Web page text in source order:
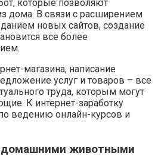
которые позволяют
дома. В связи с расширением
новых сайтов, создание
все более
магазина, написание
услуг и товаров – все
труда, которым могут
К интернет-заработку
ведению онлайн-курсов и
домашними животными